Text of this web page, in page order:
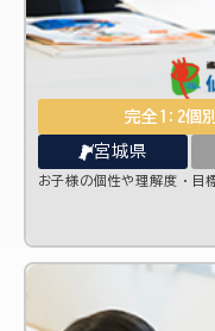
完全1:2個
宮城県
お子様の個性や理解度・目